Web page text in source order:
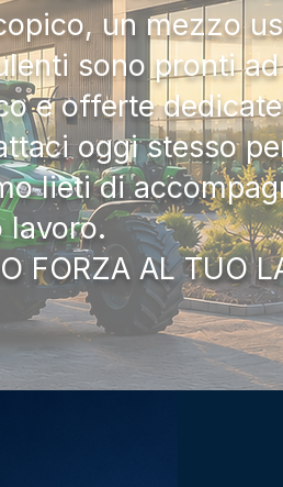
un mezzo
sono pronti
e offerte
oggi stesso
lieti di
lavoro.
FORZA AL TUO